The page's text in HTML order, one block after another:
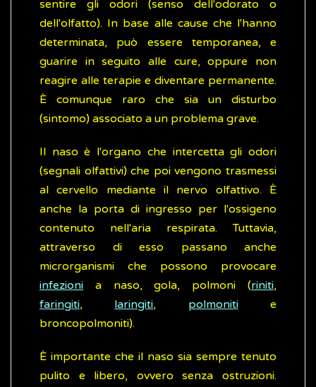
sentire gli odori (senso dell'odorato o
dell'olfatto). In base alle cause che l'hanno
determinata, può essere temporanea, e
guarire in seguito alle cure, oppure non
reagire alle terapie e diventare permanente.
È comunque raro che sia un disturbo
(sintomo) associato a un problema grave.
Il naso è l'organo che intercetta gli odori
(segnali olfattivi) che poi vengono trasmessi
al cervello mediante il nervo olfattivo. È
anche la porta di ingresso per l'ossigeno
contenuto nell'aria respirata. Tuttavia,
attraverso di esso passano anche
microrganismi che possono provocare
infezioni a naso, gola, polmoni (riniti,
faringiti, laringiti, polmonitie
broncopolmoniti).
È importante che il naso sia sempre tenuto
pulito e libero, ovvero senza ostruzioni.